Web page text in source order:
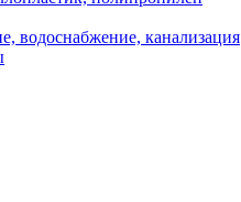
водоснабжение, канализация